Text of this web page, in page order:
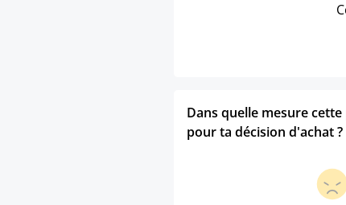
Dans quelle mesure
pour ta décision d'achat ?